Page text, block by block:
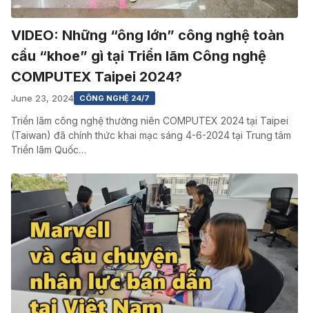
VIDEO: Những “ông lớn” công nghệ toàn
cầu “khoe” gì tại Triển lãm Công nghệ
COMPUTEX Taipei 2024?
June 23, 2024 CÔNG NGHỆ 24/7
Triển lãm công nghệ thường niên COMPUTEX 2024 tại Taipei
(Taiwan) đã chính thức khai mạc sáng 4-6-2024 tại Trung tâm
Triển lãm Quốc…